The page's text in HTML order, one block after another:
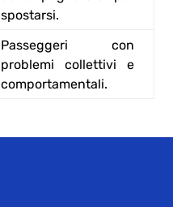
spostarsi.
Passeggeri con
problemi collettivi e
comportamentali.